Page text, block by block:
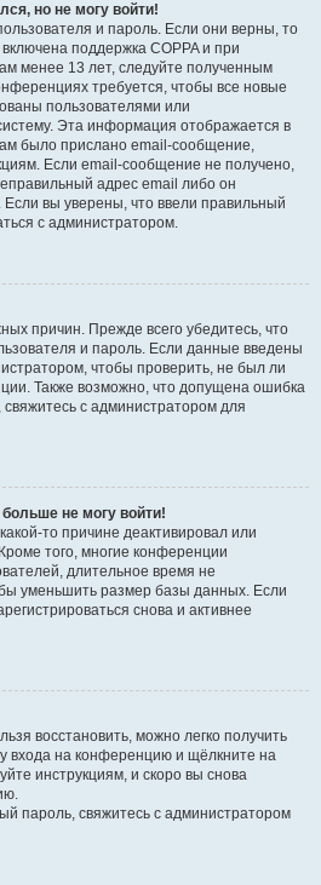
но не могу войти!
и пароль. Если они верны, то
поддержка COPPA и при
менее 13 лет, следуйте полученным
требуется, чтобы все новые
пользователями или
Эта информация отображается в
было прислано email-сообщение,
Если email-сообщение не получено,
адрес email либо он
вы уверены, что ввели правильный
с администратором.
причин. Прежде всего убедитесь, что
и пароль. Если данные введены
чтобы проверить, не был ли
Также возможно, что допущена ошибка
с администратором для
не могу войти!
то причине деактивировал или
того, многие конференции
длительное время не
уменьшить размер базы данных. Если
снова и активнее
восстановить, можно легко получить
входа на конференцию и щёлкните на
инструкциям, и скоро вы снова
пароль, свяжитесь с администратором